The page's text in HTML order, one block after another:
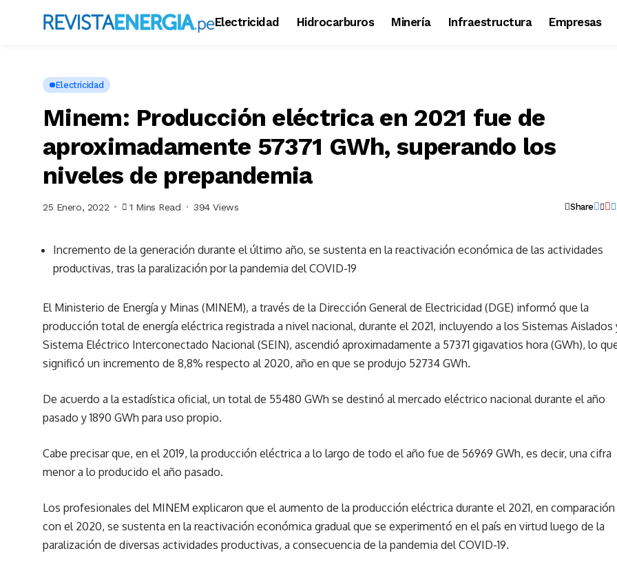
Electricidad Hidrocarburos Minería Infraestructura Empresas
Electricidad
Minem: Producción eléctrica en 2021 fue de
aproximadamente 57371 GWh, superando los
niveles de prepandemia
25 Enero, 2022 1 Mins Read 394 Views Share
Incremento de la generación durante el último año, se sustenta en la reactivación económica de las actividades
productivas, tras la paralización por la pandemia del COVID-19
El Ministerio de Energía y Minas (MINEM), a través de la Dirección General de Electricidad (DGE) informó que la
producción total de energía eléctrica registrada a nivel nacional, durante el 2021, incluyendo a los Sistemas Aislados
Sistema Eléctrico Interconectado Nacional (SEIN), ascendió aproximadamente a 57371 gigavatios hora (GWh), lo
significó un incremento de 8,8% respecto al 2020, año en que se produjo 52734 GWh.
De acuerdo a la estadística oficial, un total de 55480 GWh se destinó al mercado eléctrico nacional durante el año
pasado y 1890 GWh para uso propio.
Cabe precisar que, en el 2019, la producción eléctrica a lo largo de todo el año fue de 56969 GWh, es decir, una cifra
menor a lo producido el año pasado.
Los profesionales del MINEM explicaron que el aumento de la producción eléctrica durante el 2021, en comparación
con el 2020, se sustenta en la reactivación económica gradual que se experimentó en el país en virtud luego de la
paralización de diversas actividades productivas, a consecuencia de la pandemia del COVID-19.